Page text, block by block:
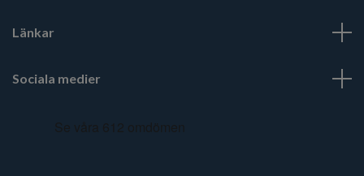
Länkar
Sociala medier